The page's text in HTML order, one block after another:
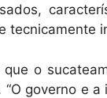
tecnicamente
o
governo e